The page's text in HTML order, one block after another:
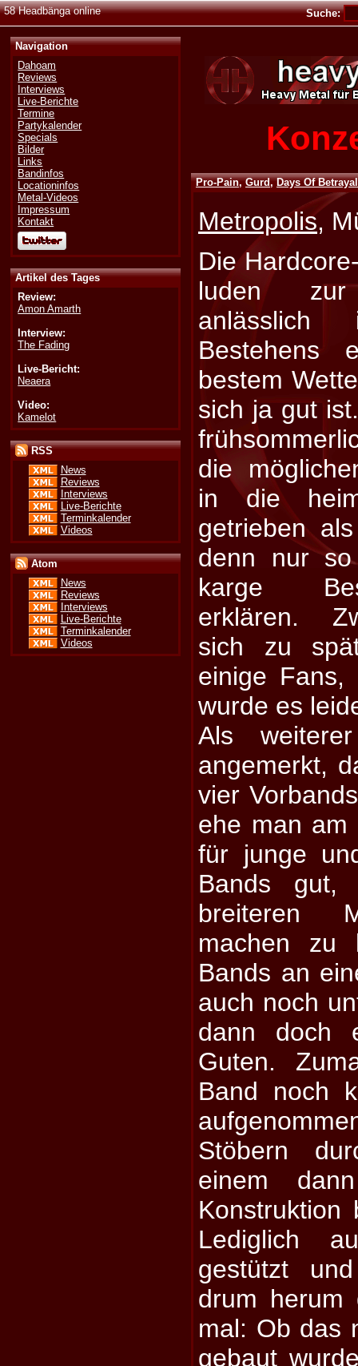
58 Headbänga online Suche:
Navigation
Dahoam
Reviews
Interviews
Live-Berichte
Termine
Partykalender
Specials
Bilder
Links
Bandinfos
Locationinfos
Metal-Videos
Impressum
Kontakt
Artikel des Tages
Review:
Amon Amarth
Interview:
The Fading
Live-Bericht:
Neaera
Video:
Kamelot
RSS
News
Reviews
Interviews
Live-Berichte
Terminkalender
Videos
Atom
News
Reviews
Interviews
Live-Berichte
Terminkalender
Videos
Pro-Pain,Gurd,Days Of Betrayal
Metropolis,
Die
luden zur
anlässlich
Bestehens
bestem
sich ja gut
die
in die
getrieben
denn nur
karge
erklären.
sich zu
einige
wurde es
Als
angemerkt,
vier
ehe man am
für junge
Bands gut,
breiteren
machen zu
Bands an
auch noch
dann doch
Guten.
Band noch
Stöbern
einem
Konstruktion
Lediglich
gestützt
drum
mal: Ob das
gebaut